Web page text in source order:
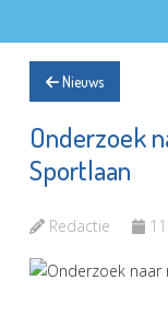
Nieuws
Onderzoek
Sportlaan
Redactie